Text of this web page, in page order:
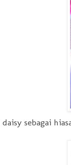
daisy sebagai